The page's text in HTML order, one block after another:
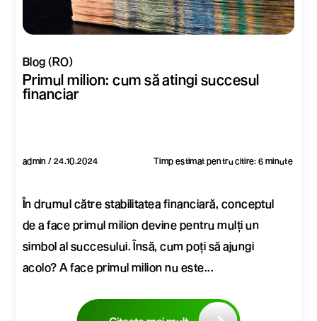
Blog (RO)
Primul milion: cum să atingi succesul
financiar
admin / 24.10.2024 Timp estimat pentru citire: 6 minute
În drumul către stabilitatea financiară, conceptul
de a face primul milion devine pentru mulți un
simbol al succesului. Însă, cum poți să ajungi
acolo? A face primul milion nu este...